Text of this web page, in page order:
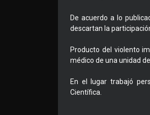
De acuerdo a lo
descartan la
Producto del violento
médico de una unidad
En el lugar trabajó
Científica.